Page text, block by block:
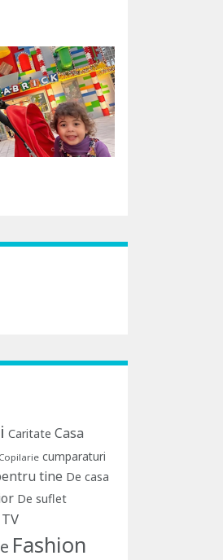
Caritate Casa
Copilarie cumparaturi
tine De casa
De suflet
Fashion